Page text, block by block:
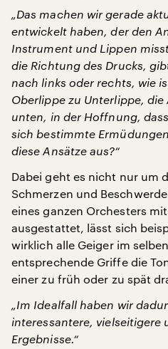
„Das machen wir gerade
entwickelt haben, der den
Instrument und Lippen
die Richtung des Drucks,
nach links oder rechts, wie
Oberlippe zu Unterlippe,
unten, in der Hoffnung,
sich bestimmte
diese Ansätze aus?“
Dabei geht es nicht nur um
Schmerzen und
eines ganzen Orchesters
ausgestattet, lässt sich
wirklich alle Geiger im
entsprechende Griffe die
einer zu früh oder zu spät
„Im Idealfall haben wir
interessantere, vielseitigere
Ergebnisse.“